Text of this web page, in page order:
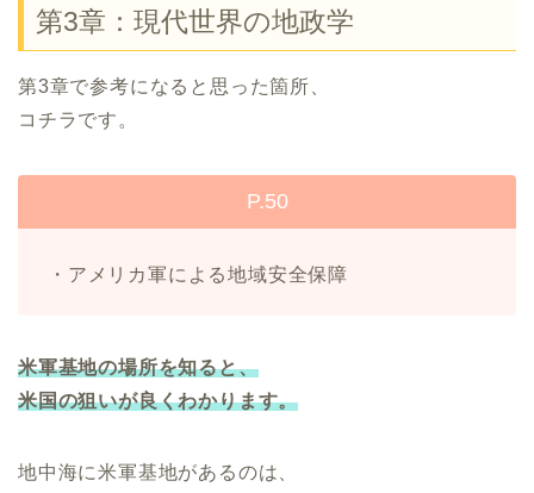
第3章：現代世界の地政学
第3章で参考になると思った箇所、
コチラです。
P.50
・アメリカ軍による地域安全保障
米軍基地の場所を知ると、
米国の狙いが良くわかります。
地中海に米軍基地があるのは、